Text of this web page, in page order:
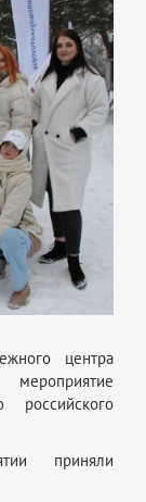
центра
мероприятие
приняли